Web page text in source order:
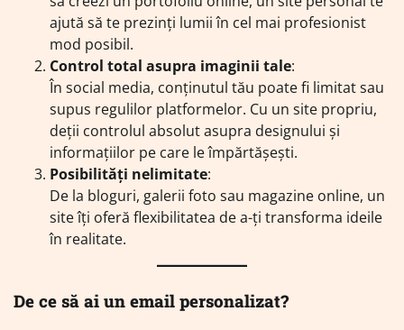
ajută să te prezinți lumii în cel mai profesionist
mod posibil.
Control total asupra imaginii tale:
În social media, conținutul tău poate fi limitat sau
supus regulilor platformelor. Cu un site propriu,
deții controlul absolut asupra designului și
informațiilor pe care le împărtășești.
Posibilități nelimitate:
De la bloguri, galerii foto sau magazine online, un
site îți oferă flexibilitatea de a-ți transforma ideile
în realitate.
De ce să ai un email personalizat?